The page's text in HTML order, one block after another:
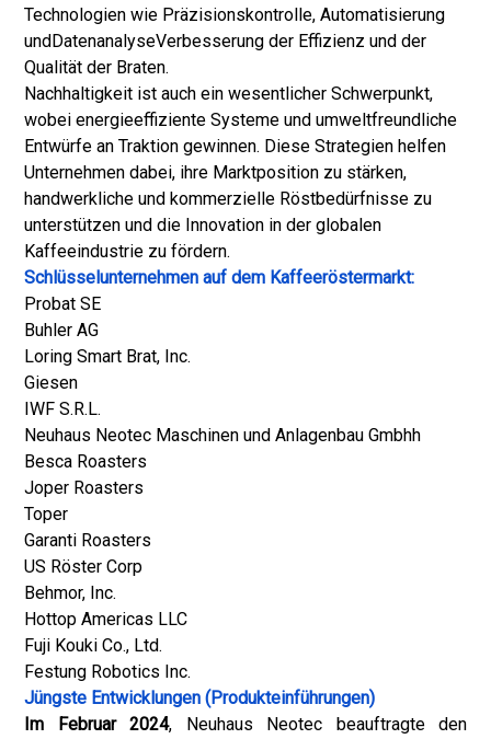
Technologien wie Präzisionskontrolle, Automatisierung
undDatenanalyseVerbesserung der Effizienz und der
Qualität der Braten.
Nachhaltigkeit ist auch ein wesentlicher Schwerpunkt,
wobei energieeffiziente Systeme und umweltfreundliche
Entwürfe an Traktion gewinnen. Diese Strategien helfen
Unternehmen dabei, ihre Marktposition zu stärken,
handwerkliche und kommerzielle Röstbedürfnisse zu
unterstützen und die Innovation in der globalen
Kaffeeindustrie zu fördern.
Schlüsselunternehmen auf dem Kaffeeröstermarkt:
Probat SE
Buhler AG
Loring Smart Brat, Inc.
Giesen
IWF S.R.L.
Neuhaus Neotec Maschinen und Anlagenbau Gmbhh
Besca Roasters
Joper Roasters
Toper
Garanti Roasters
US Röster Corp
Behmor, Inc.
Hottop Americas LLC
Fuji Kouki Co., Ltd.
Festung Robotics Inc.
Jüngste Entwicklungen (Produkteinführungen)
Im Februar 2024, Neuhaus Neotec beauftragte den